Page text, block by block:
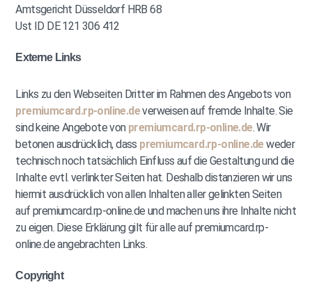
Amtsgericht Düsseldorf HRB 68
Ust ID DE 121 306 412
Externe Links
Links zu den Webseiten Dritter im Rahmen des Angebots von
premiumcard.rp-online.deverweisen auf fremde Inhalte. Sie
sind keine Angebote von premiumcard.rp-online.de. Wir
betonen ausdrücklich, dass premiumcard.rp-online.deweder
technisch noch tatsächlich Einfluss auf die Gestaltung und die
Inhalte evtl. verlinkter Seiten hat. Deshalb distanzieren wir uns
hiermit ausdrücklich von allen Inhalten aller gelinkten Seiten
auf premiumcard.rp-online.de und machen uns ihre Inhalte nicht
zu eigen. Diese Erklärung gilt für alle auf premiumcard.rp-
online.de angebrachten Links.
Copyright